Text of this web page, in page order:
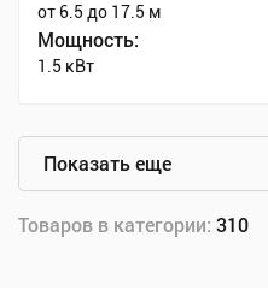
от 6.5 до 17.5 м
Мощность:
1.5 кВт
Показать еще
Товаров в категории: 310